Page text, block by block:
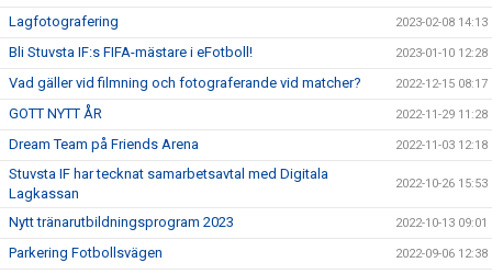
Lagfotografering 2023-02-08 14:13
Bli Stuvsta IF:s FIFA-mästare i eFotboll! 2023-01-10 12:28
Vad gäller vid filmning och fotograferande vid matcher? 2022-12-15 08:17
GOTT NYTT ÅR 2022-11-29 11:28
Dream Team på Friends Arena 2022-11-03 12:18
Stuvsta IF har tecknat samarbetsavtal med Digitala
Lagkassan
2022-10-26 15:53
Nytt tränarutbildningsprogram 2023 2022-10-13 09:01
Parkering Fotbollsvägen 2022-09-06 12:38